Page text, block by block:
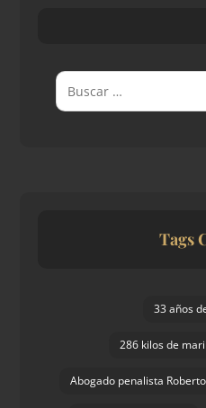
Tags
33 años
286 kilos de
Abogado penalista